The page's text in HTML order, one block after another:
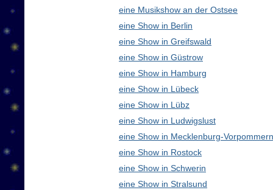
eine Musikshow an der Ostsee
eine Show in Berlin
eine Show in Greifswald
eine Show in Güstrow
eine Show in Hamburg
eine Show in Lübeck
eine Show in Lübz
eine Show in Ludwigslust
eine Show in Mecklenburg-
eine Show in Rostock
eine Show in Schwerin
eine Show in Stralsund